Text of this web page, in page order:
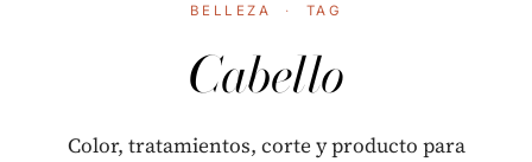
BELLEZA · TAG
Cabello
Color, tratamientos, corte y producto para